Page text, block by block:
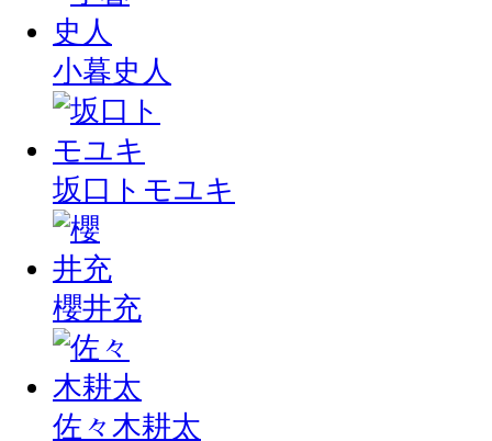
小暮史人
坂口トモユキ
櫻井充
佐々木耕太